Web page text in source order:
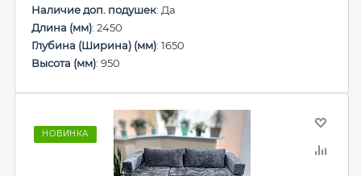
Наличие доп. подушек: Да
Длина (мм): 2450
Глубина (Ширина) (мм): 1650
Высота (мм): 950
НОВИНКА